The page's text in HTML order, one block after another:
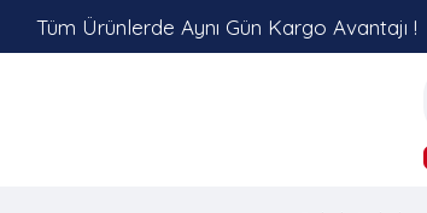
Tüm Ürünlerde Aynı Gün Kargo Avantajı !